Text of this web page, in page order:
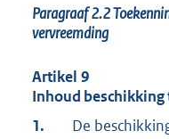
Paragraaf 2.2
vervreemding
Artikel 9
Inhoud
1.
De